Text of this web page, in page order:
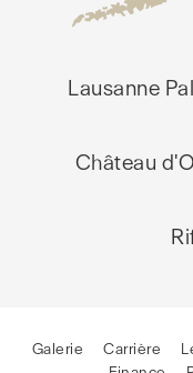
Lausanne
Château
Galerie Carrière